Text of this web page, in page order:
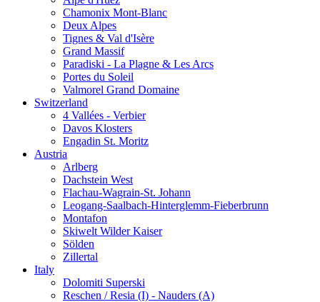
Chamonix Mont-Blanc
Deux Alpes
Tignes & Val d'Isère
Grand Massif
Paradiski - La Plagne & Les Arcs
Portes du Soleil
Valmorel Grand Domaine
Switzerland
4 Vallées - Verbier
Davos Klosters
Engadin St. Moritz
Austria
Arlberg
Dachstein West
Flachau-Wagrain-St. Johann
Leogang-Saalbach-Hinterglemm-Fieberbrunn
Montafon
Skiwelt Wilder Kaiser
Sölden
Zillertal
Italy
Dolomiti Superski
Reschen / Resia (I) - Nauders (A)